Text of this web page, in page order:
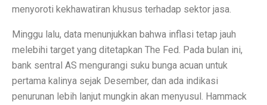
5 Fakta Menarik Kota Gjirokastër, Penuh Bangunan
12 Fakta Menarik Batik yang Ditetapkan UNESCO
Era Baru TKDN: Menggabungkan Deregulasi dan
Penelitian: Asam Laut Meningkat, Pengaruh pada Gigi
menyoroti kekhawatiran khusus terhadap sektor jasa.
Minggu lalu, data menunjukkan bahwa inflasi tetap jauh
melebihi target yang ditetapkan The Fed. Pada bulan ini,
bank sentral AS mengurangi suku bunga acuan untuk
pertama kalinya sejak Desember, dan ada indikasi
penurunan lebih lanjut mungkin akan menyusul. Hammack